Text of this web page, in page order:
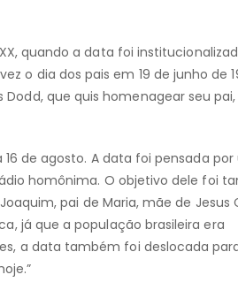
quando a data foi
o dia dos pais em 19 de junho de
que quis homenagear seu
de agosto. A data foi pensada
homônima. O objetivo dele foi
pai de Maria, mãe de Jesus
já que a população brasileira era
a data também foi deslocada